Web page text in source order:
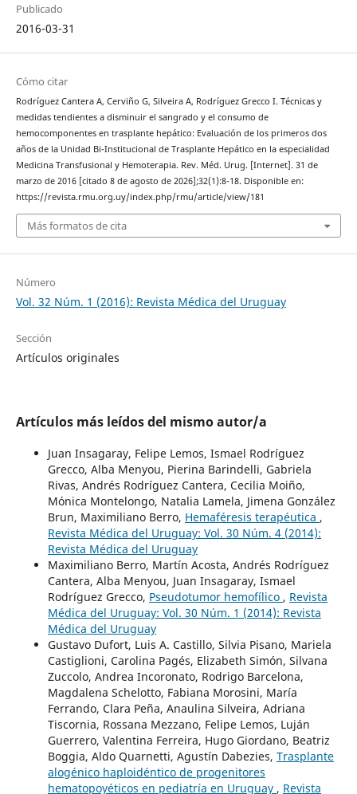
Publicado
2016-03-31
Cómo citar
Rodríguez Cantera A, Cerviño G, Silveira A, Rodríguez Grecco I. Técnicas y
medidas tendientes a disminuir el sangrado y el consumo de
hemocomponentes en trasplante hepático: Evaluación de los primeros dos
años de la Unidad Bi-Institucional de Trasplante Hepático en la especialidad
Medicina Transfusional y Hemoterapia. Rev. Méd. Urug. [Internet]. 31 de
marzo de 2016 [citado 8 de agosto de 2026];32(1):8-18. Disponible en:
https://revista.rmu.org.uy/index.php/rmu/article/view/181
Más formatos de cita
Número
Vol. 32 Núm. 1 (2016): Revista Médica del Uruguay
Sección
Artículos originales
Artículos más leídos del mismo autor/a
Juan Insagaray, Felipe Lemos, Ismael Rodríguez
Grecco, Alba Menyou, Pierina Barindelli, Gabriela
Rivas, Andrés Rodríguez Cantera, Cecilia Moiño,
Mónica Montelongo, Natalia Lamela, Jimena González
Brun, Maximiliano Berro, Hemaféresis terapéutica ,
Revista Médica del Uruguay: Vol. 30 Núm. 4 (2014):
Revista Médica del Uruguay
Maximiliano Berro, Martín Acosta, Andrés Rodríguez
Cantera, Alba Menyou, Juan Insagaray, Ismael
Rodríguez Grecco, Pseudotumor hemofílico , Revista
Médica del Uruguay: Vol. 30 Núm. 1 (2014): Revista
Médica del Uruguay
Gustavo Dufort, Luis A. Castillo, Silvia Pisano, Mariela
Castiglioni, Carolina Pagés, Elizabeth Simón, Silvana
Zuccolo, Andrea Incoronato, Rodrigo Barcelona,
Magdalena Schelotto, Fabiana Morosini, María
Ferrando, Clara Peña, Anaulina Silveira, Adriana
Tiscornia, Rossana Mezzano, Felipe Lemos, Luján
Guerrero, Valentina Ferreira, Hugo Giordano, Beatriz
Boggia, Aldo Quarnetti, Agustín Dabezies, Trasplante
alogénico haploidéntico de progenitores
hematopoyéticos en pediatría en Uruguay , Revista